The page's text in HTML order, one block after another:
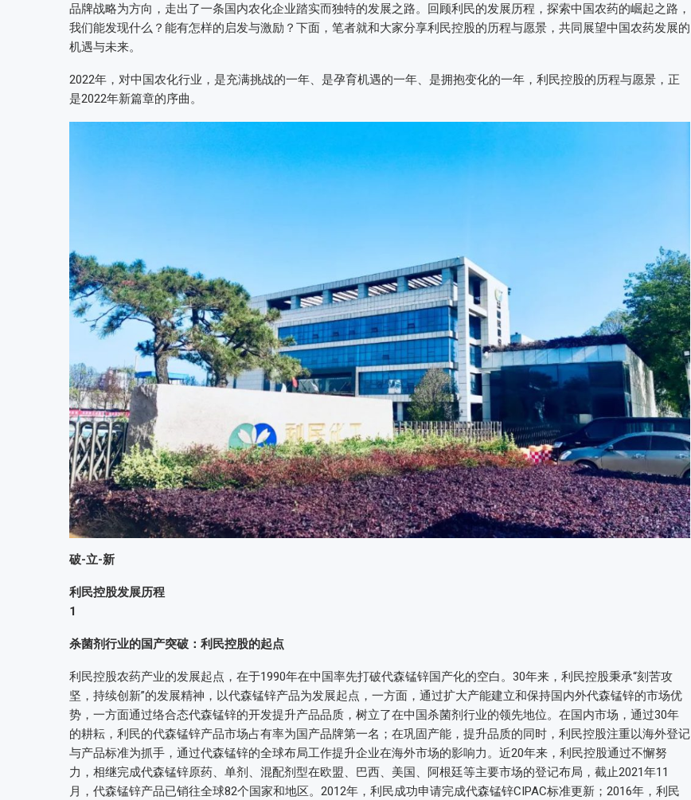
品牌战略为方向，走出了一条国内农化企业踏实而独特的发展之路。回顾利民的发展历程，探索中国农药的崛起之路，
我们能发现什么？能有怎样的启发与激励？下面，笔者就和大家分享利民控股的历程与愿景，共同展望中国农药发展的
机遇与未来。
2022年，对中国农化行业，是充满挑战的一年、是孕育机遇的一年、是拥抱变化的一年，利民控股的历程与愿景，正
是2022年新篇章的序曲。
破-立-新
利民控股发展历程
1
杀菌剂行业的国产突破：利民控股的起点
利民控股农药产业的发展起点，在于1990年在中国率先打破代森锰锌国产化的空白。30年来，利民控股秉承“刻苦攻
坚，持续创新”的发展精神，以代森锰锌产品为发展起点，一方面，通过扩大产能建立和保持国内外代森锰锌的市场优
势，一方面通过络合态代森锰锌的开发提升产品品质，树立了在中国杀菌剂行业的领先地位。在国内市场，通过30年
的耕耘，利民的代森锰锌产品市场占有率为国产品牌第一名；在巩固产能，提升品质的同时，利民控股注重以海外登记
与产品标准为抓手，通过代森锰锌的全球布局工作提升企业在海外市场的影响力。近20年来，利民控股通过不懈努
力，相继完成代森锰锌原药、单剂、混配剂型在欧盟、巴西、美国、阿根廷等主要市场的登记布局，截止2021年11
月，代森锰锌产品已销往全球82个国家和地区。2012年，利民成功申请完成代森锰锌CIPAC标准更新；2016年，利民